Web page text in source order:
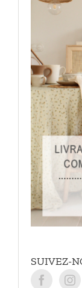
SUIVEZ-